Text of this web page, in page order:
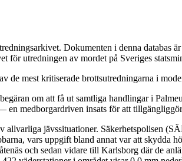
Dokumenten i denna databas
för utredningen av mordet på Sveriges
de mest kritiserade brottsutredningarna i
om att få ut samtliga handlingar i
en medborgardriven insats för att
allvarliga jävssituationer. Säkerhetspolisen
vars uppgift bland annat var att skydda
och sedan vidare till Karlsborg där de